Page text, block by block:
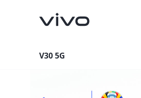
V30 5G